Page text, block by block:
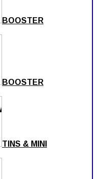
BOOSTER
BOOSTER
TINS & MINI